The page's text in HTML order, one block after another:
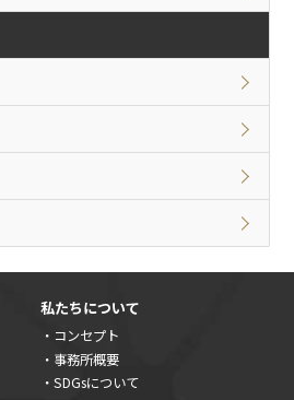
私たちについて
・コンセプト
・事務所概要
・SDGsについて